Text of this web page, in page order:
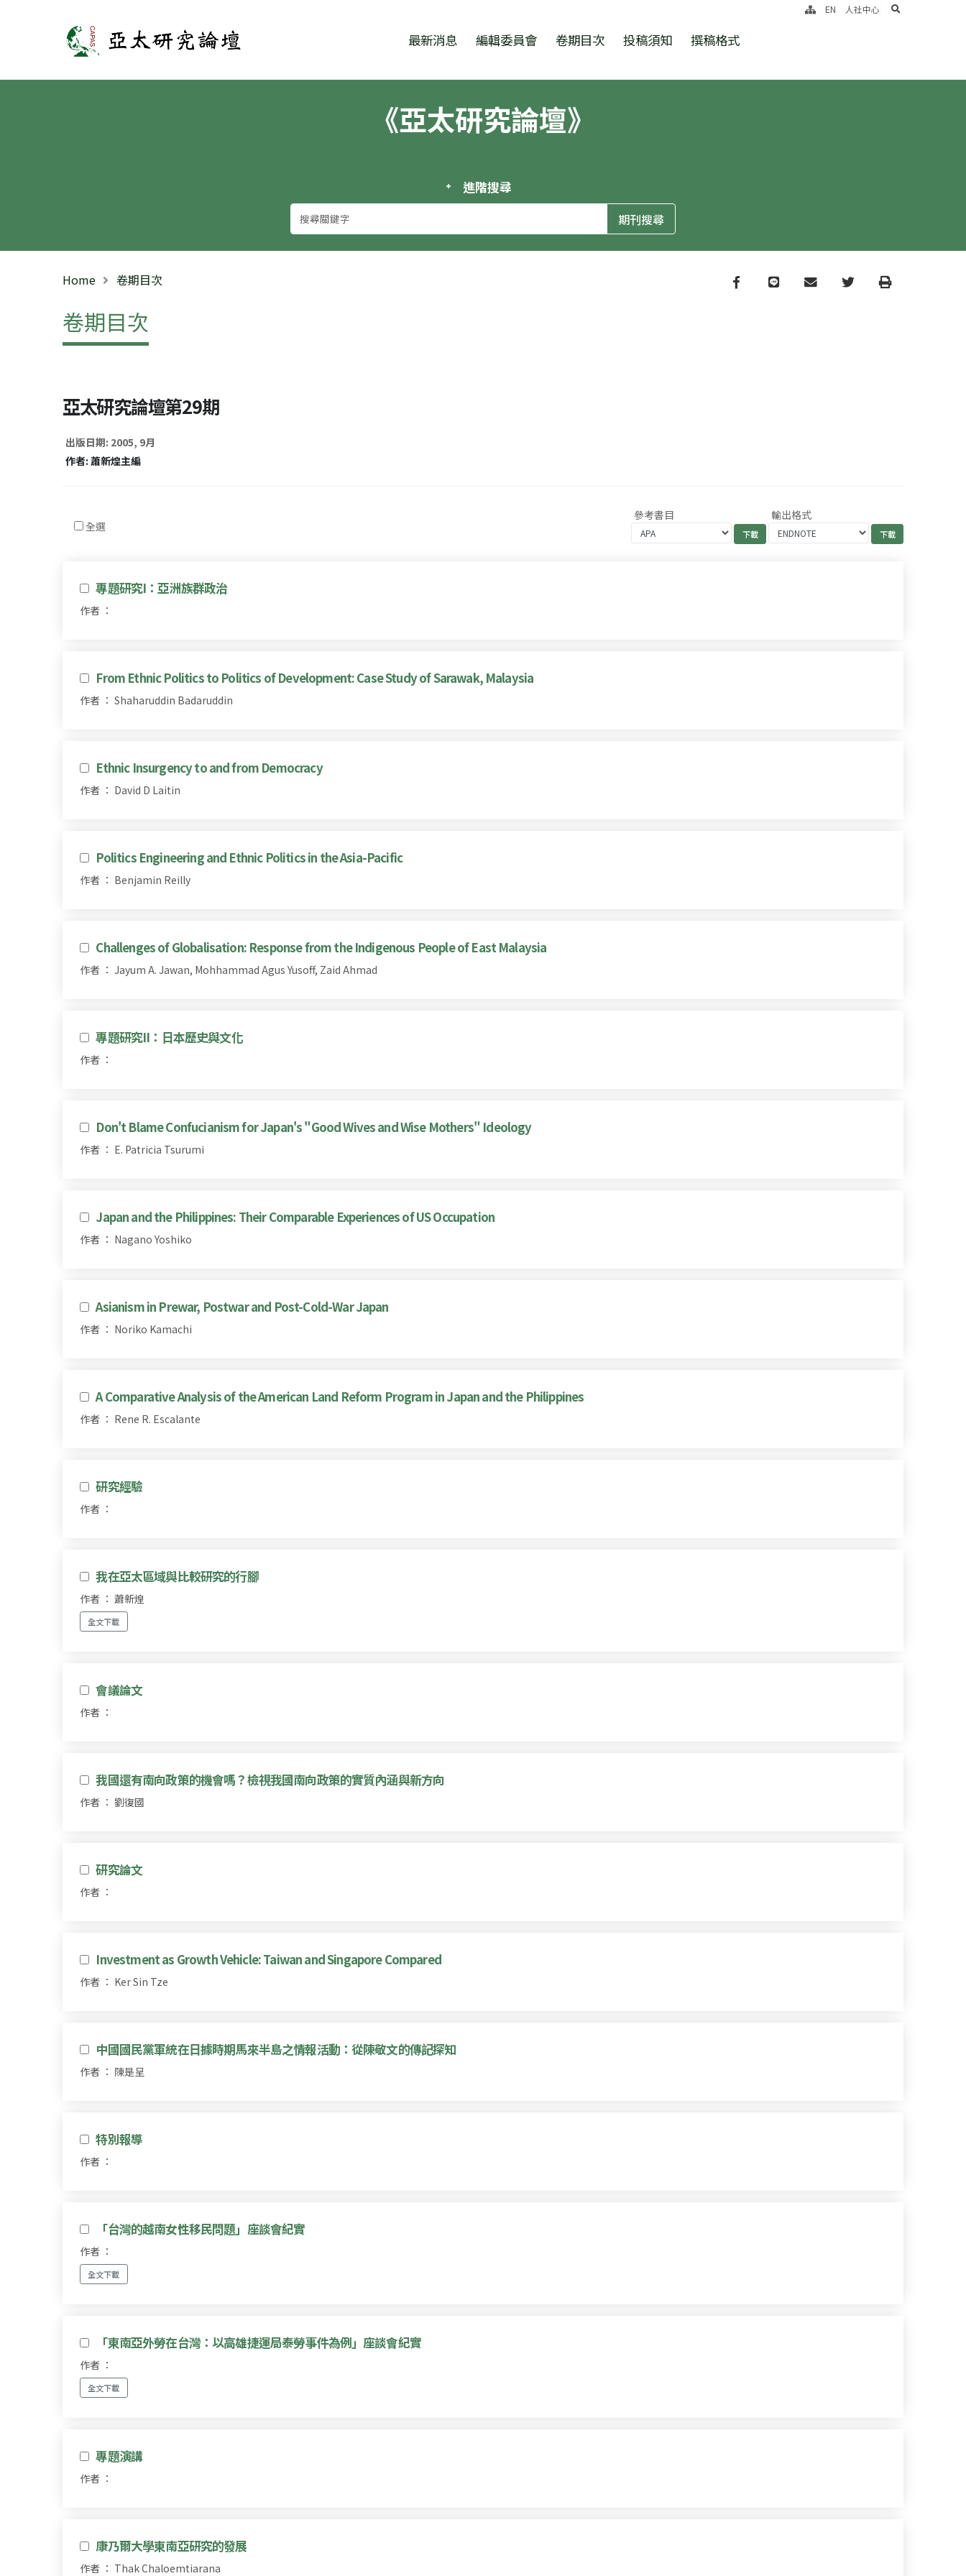
亞太研究論壇 最新消息 編輯委員會 卷期目次 投稿須知 撰稿格式
EN 人社中心 search
《亞太研究論壇》
進階搜尋
Home 卷期目次 Facebook
line email TwitterPrint
卷期目次
亞太研究論壇第29期
出版日期: 2005, 9月
作者: 蕭新煌主編
全選
參考書目 輸出格式
專題研究I：亞洲族群政治
作者 ：
From Ethnic Politics to Politics of Development: Case Study of Sarawak, Malaysia
作者 ： Shaharuddin Badaruddin
Ethnic Insurgency to and from Democracy
作者 ： David D Laitin
Politics Engineering and Ethnic Politics in the Asia-Pacific
作者 ： Benjamin Reilly
Challenges of Globalisation: Response from the Indigenous People of East Malaysia
作者 ： Jayum A. Jawan, Mohhammad Agus Yusoff, Zaid Ahmad
專題研究II：日本歷史與文化
作者 ：
Don't Blame Confucianism for Japan's "Good Wives and Wise Mothers" Ideology
作者 ： E. Patricia Tsurumi
Japan and the Philippines: Their Comparable Experiences of US Occupation
作者 ： Nagano Yoshiko
Asianism in Prewar, Postwar and Post-Cold-War Japan
作者 ： Noriko Kamachi
A Comparative Analysis of the American Land Reform Program in Japan and the Philippines
作者 ： Rene R. Escalante
研究經驗
作者 ：
我在亞太區域與比較研究的行腳
作者 ： 蕭新煌
全文下載
會議論文
作者 ：
我國還有南向政策的機會嗎？檢視我國南向政策的實質內涵與新方向
作者 ： 劉復國
研究論文
作者 ：
Investment as Growth Vehicle: Taiwan and Singapore Compared
作者 ： Ker Sin Tze
中國國民黨軍統在日據時期馬來半島之情報活動：從陳敬文的傳記探知
作者 ： 陳是呈
特別報導
作者 ：
「台灣的越南女性移民問題」座談會紀實
作者 ：
全文下載
「東南亞外勞在台灣：以高雄捷運局泰勞事件為例」座談會紀實
作者 ：
全文下載
專題演講
作者 ：
康乃爾大學東南亞研究的發展
作者 ： Thak Chaloemtiarana